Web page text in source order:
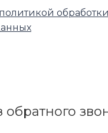
политикой обработки
обратного